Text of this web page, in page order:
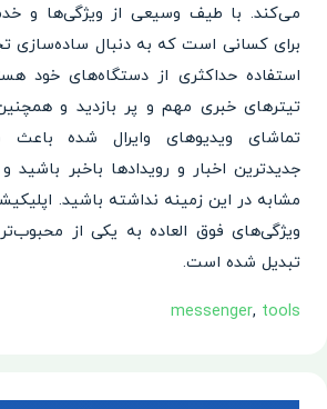
می‌کند. با طیف وسیعی از ویژگی‌ها و
برای کسانی است که به دنبال ساده‌سازی
استفاده حداکثری از دستگاه‌های خود
تیترهای خبری مهم و پر بازدید و
تماشای ویدیوهای وایرال شده
جدیدترین اخبار و رویدادها باخبر باشید
مشابه در این زمینه نداشته باشید.
ویژگی‌های فوق العاده به یکی از
تبدیل شده است.
messenger, tools